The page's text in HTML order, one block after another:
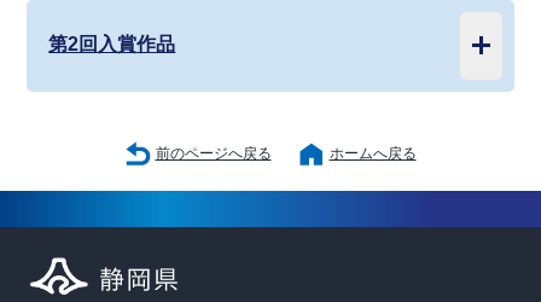
第2回入賞作品
前のページへ戻る ホームへ戻る